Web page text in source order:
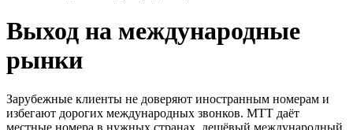
Выход на международные
рынки
Зарубежные клиенты не доверяют иностранным номерам и
избегают дорогих международных звонков. МТТ даёт
местные номера в нужных странах, дешёвый международный